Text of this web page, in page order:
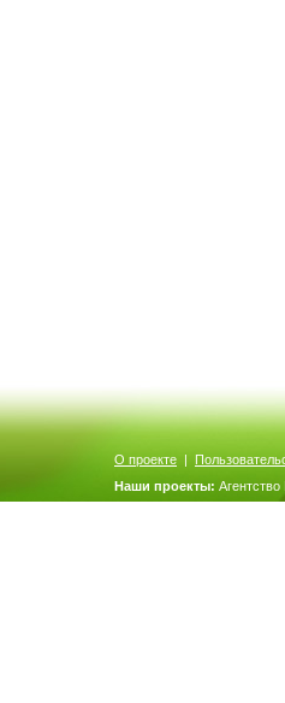
О проекте |
Наши проекты: